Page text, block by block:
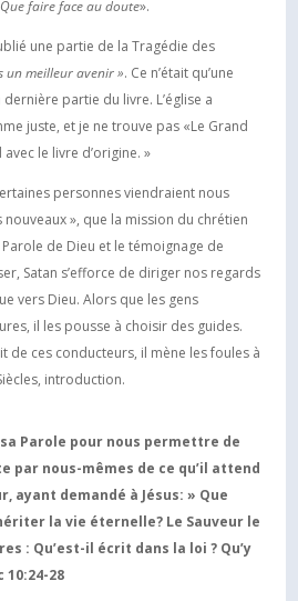
Que faire face au doute».
une partie de la Tragédie des
un meilleur avenir ». Ce n’était qu’une
partie du livre. L’église a
juste, et je ne trouve pas «Le Grand
le livre d’origine. »
personnes viendraient nous
», que la mission du chrétien
de Dieu et le témoignage de
Satan s’efforce de diriger nos regards
vers Dieu. Alors que les gens
il les pousse à choisir des guides.
de ces conducteurs, il mène les foules à
introduction.
Parole pour nous permettre de
par nous-mêmes de ce qu’il attend
ayant demandé à Jésus: » Que
la vie éternelle? Le Sauveur le
: Qu’est-il écrit dans la loi ? Qu’y
28